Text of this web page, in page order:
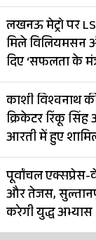
लखनऊ मेट्रो पर
मिले विलियमसन
दिए ‘सफलता के
काशी विश्वनाथ
क्रिकेटर रिंकू सिंह
आरती में हुए
पूर्वांचल
और तेजस,
करेगी युद्ध अभ्यास